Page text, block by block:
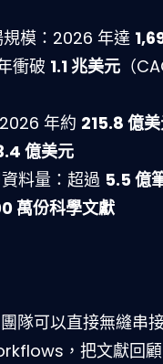
模：2026 年達
衝破 1.1 兆美元 （
年約 215.8 億
億美元
料量：超過 5.5 億
萬份科學文獻
隊可以直接無縫串
，把文獻回